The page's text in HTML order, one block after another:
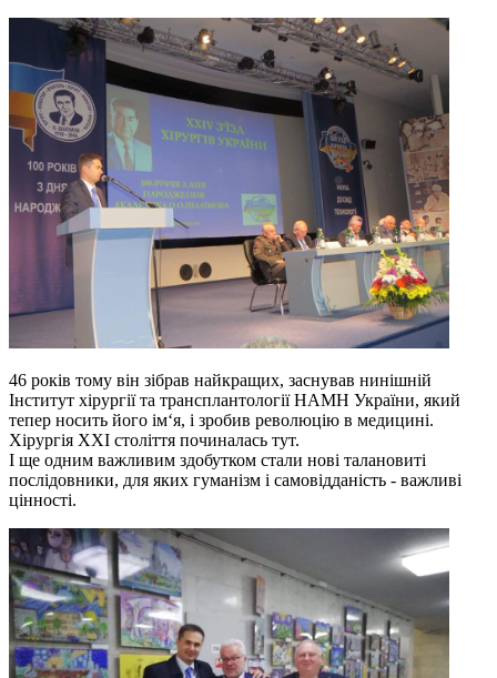
46 років тому він зібрав найкращих, заснував нинішній
Інститут хірургії та трансплантології НАМН України, який
тепер носить його ім‘я, і зробив революцію в медицині.
Хірургія ХХІ століття починалась тут.
І ще одним важливим здобутком стали нові талановиті
послідовники, для яких гуманізм і самовідданість - важливі
цінності.